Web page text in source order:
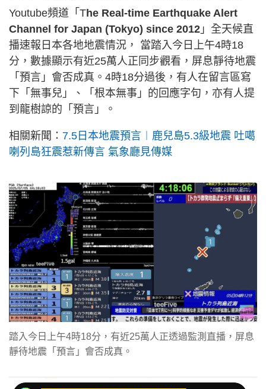
Youtube頻道「The Real-time Earthquake Alert
Channel for Japan (Tokyo) since 2012 」全天候直
播速報日本各地地震情況，
當踏入今日上午4時18
分，數據顯示有近25萬人正同步觀看，屏息靜待地震
「預言」會否成真。4時18分過後，有人在留言區寫
下「無事兒」、「根本無事」的回應字句，亦有人提
到龍樹諒的「預言」。
相關新聞： 7.5日本地震預言︱鹿兒島5.3級地震 吐噶
喇列島狂震惹新傳言 氣象廳見傳媒
踏入今日上午4時18分，有近25萬人正透過監測直播，屏息
靜待地震「預言」會否成真。